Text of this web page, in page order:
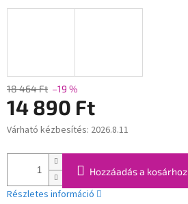
18 464 Ft –19 %
14 890 Ft
Egységár:
Várható kézbesítés: 2026.8.11
Hozzáadás a kosárhoz
Részletes információ